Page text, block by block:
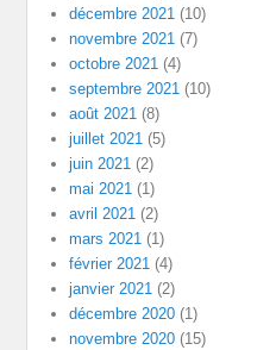
décembre 2021 (10)
novembre 2021 (7)
octobre 2021 (4)
septembre 2021 (10)
août 2021 (8)
juillet 2021 (5)
juin 2021 (2)
mai 2021 (1)
avril 2021 (2)
mars 2021 (1)
février 2021 (4)
janvier 2021 (2)
décembre 2020 (1)
novembre 2020 (15)